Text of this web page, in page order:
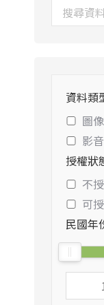
資料類
圖
影
授權狀
不
可
民國年